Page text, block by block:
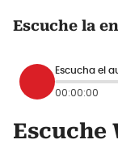
Escuche la
Escucha el
00:00:00
Escuche